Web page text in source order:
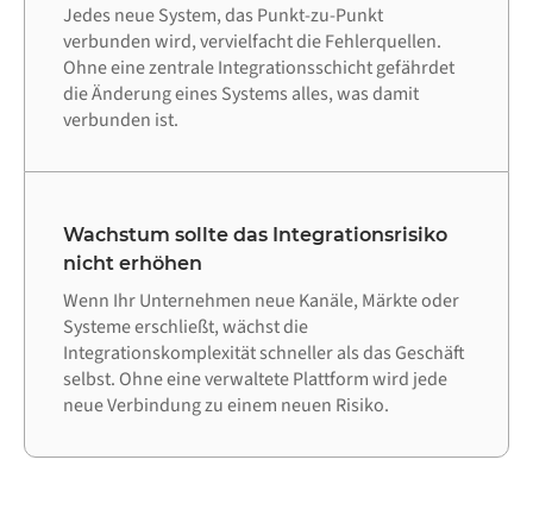
Jedes neue System, das Punkt-zu-Punkt
verbunden wird, vervielfacht die Fehlerquellen.
Ohne eine zentrale Integrationsschicht gefährdet
die Änderung eines Systems alles, was damit
verbunden ist.
Wachstum sollte das Integrationsrisiko
nicht erhöhen
Wenn Ihr Unternehmen neue Kanäle, Märkte oder
Systeme erschließt, wächst die
Integrationskomplexität schneller als das Geschäft
selbst. Ohne eine verwaltete Plattform wird jede
neue Verbindung zu einem neuen Risiko.